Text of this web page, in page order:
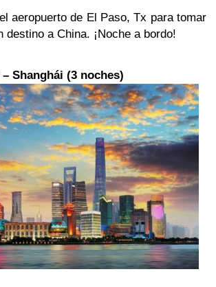
aeropuerto de El Paso, Tx para tomar
destino a China. ¡Noche a bordo!
Shanghái (3 noches)